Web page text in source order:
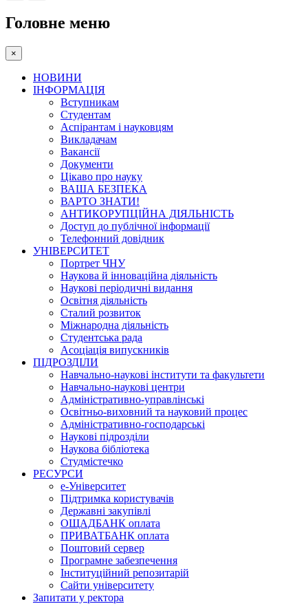
Головне меню
×
НОВИНИ
ІНФОРМАЦІЯ
Вступникам
Студентам
Аспірантам і науковцям
Викладачам
Вакансії
Документи
Цікаво про науку
ВАША БЕЗПЕКА
ВАРТО ЗНАТИ!
АНТИКОРУПЦІЙНА ДІЯЛЬНІСТЬ
Доступ до публічної інформації
Телефонний довідник
УНІВЕРСИТЕТ
Портрет ЧНУ
Наукова й інноваційна діяльність
Наукові періодичні видання
Освітня діяльність
Сталий розвиток
Міжнародна діяльність
Студентська рада
Асоціація випускників
ПІДРОЗДІЛИ
Навчально-наукові інститути та факультети
Навчально-наукові центри
Адміністративно-управлінські
Освітньо-виховний та науковий процес
Адміністративно-господарські
Наукові підрозділи
Наукова бібліотека
Студмістечко
РЕСУРСИ
е-Університет
Підтримка користувачів
Державні закупівлі
ОЩАДБАНК оплата
ПРИВАТБАНК оплата
Поштовий сервер
Програмне забезпечення
Інституційний репозитарій
Сайти університету
Запитати у ректора